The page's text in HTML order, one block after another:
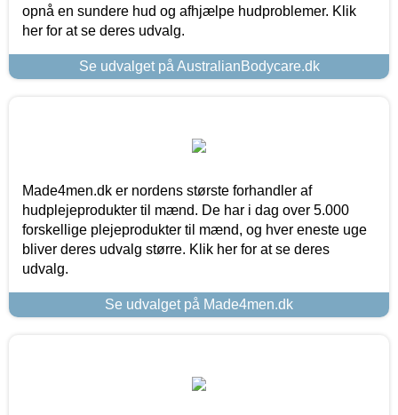
opnå en sundere hud og afhjælpe hudproblemer. Klik
her for at se deres udvalg.
Se udvalget på AustralianBodycare.dk
Made4men.dk er nordens største forhandler af
hudplejeprodukter til mænd. De har i dag over 5.000
forskellige plejeprodukter til mænd, og hver eneste uge
bliver deres udvalg større. Klik her for at se deres
udvalg.
Se udvalget på Made4men.dk